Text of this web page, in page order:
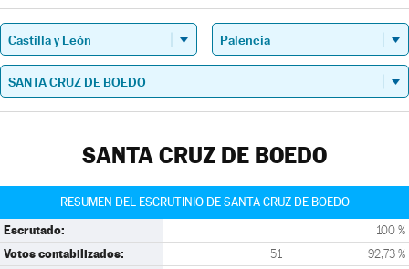
SANTA CRUZ DE BOEDO
RESUMEN DEL ESCRUTINIO DE SANTA CRUZ DE BOEDO
Escrutado: 100 %
Votos contabilizados: 51 92,73 %